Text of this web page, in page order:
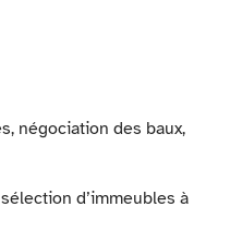
négociation des baux,
d’immeubles à